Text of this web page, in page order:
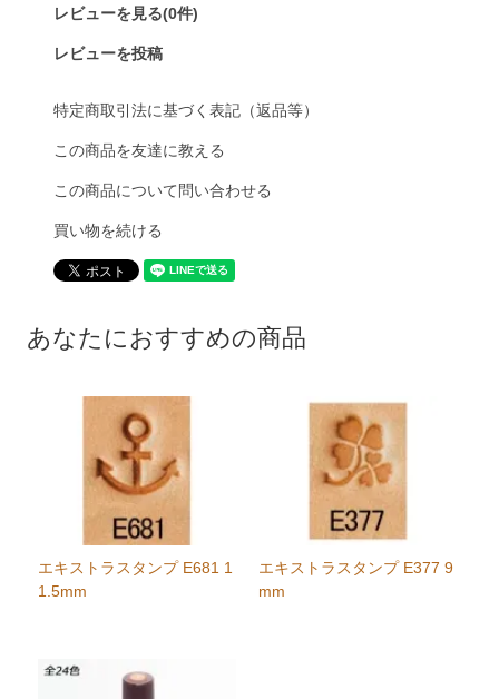
レビューを見る(0件)
レビューを投稿
特定商取引法に基づく表記（返品等）
この商品を友達に教える
この商品について問い合わせる
買い物を続ける
あなたにおすすめの商品
エキストラスタンプ E681 1
1.5mm
エキストラスタンプ E377 9
mm